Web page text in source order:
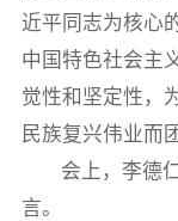
近平同志为核心
中国特色社会主
觉性和坚定性，
民族复兴伟业而
会上，李德
言。